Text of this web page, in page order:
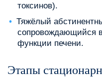
токсинов).
Тяжёлый
сопровождающийся
функции печени.
Этапы